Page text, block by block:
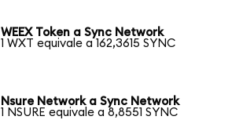
WEEX Token a Sync Network
1 WXT equivale a 162,3615 SYNC
Nsure Network a Sync Network
1 NSURE equivale a 8,8551 SYNC